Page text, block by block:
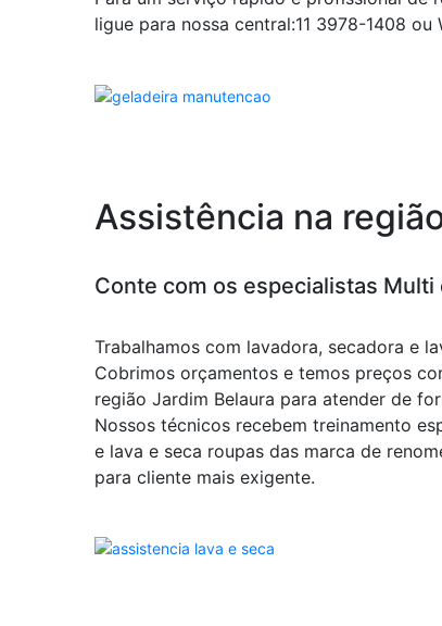
ligue para nossa central:11 3978-1408
Assistência na
Conte com os especialistas
Trabalhamos com lavadora, secadora e
Cobrimos orçamentos e temos preços
região Jardim Belaura para atender de
Nossos técnicos recebem treinamento
e lava e seca roupas das marca de
para cliente mais exigente.